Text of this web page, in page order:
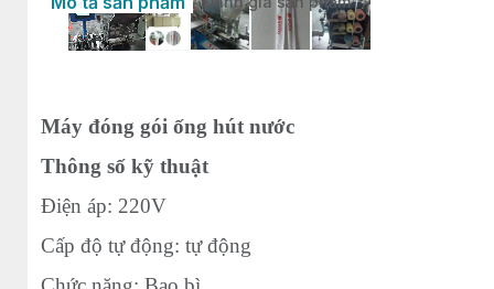
Máy đóng gói ống hút nước
Thông số kỹ thuật
Điện áp: 220V
Cấp độ tự động: tự động